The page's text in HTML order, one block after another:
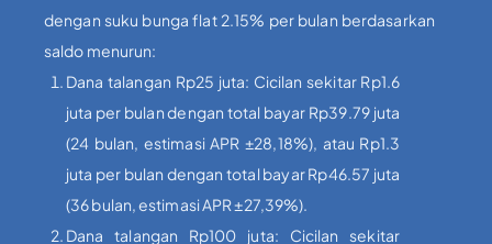
dengan suku bunga flat 2.15% per bulan berdasarkan
saldo menurun:
Dana talangan Rp25 juta: Cicilan sekitar Rp1.6
juta per bulan dengan total bayar Rp39.79 juta
(24 bulan, estimasi APR ±28,18%), atau Rp1.3
juta per bulan dengan total bayar Rp46.57 juta
(36 bulan, estimasi APR ±27,39%).
Dana talangan Rp100 juta: Cicilan sekitar